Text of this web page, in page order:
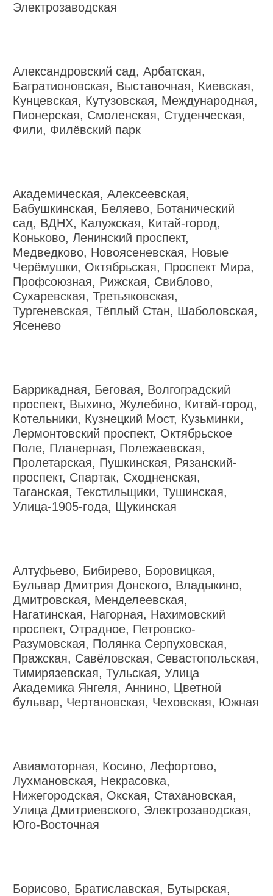
Электрозаводская
Александровский сад, Арбатская,
Багратионовская, Выставочная, Киевская,
Кунцевская, Кутузовская, Международная,
Пионерская, Смоленская, Студенческая,
Фили, Филёвский парк
Академическая, Алексеевская,
Бабушкинская, Беляево, Ботанический
сад, ВДНХ, Калужская, Китай-город,
Коньково, Ленинский проспект,
Медведково, Новоясеневская, Новые
Черёмушки, Октябрьская, Проспект Мира,
Профсоюзная, Рижская, Свиблово,
Сухаревская, Третьяковская,
Тургеневская, Тёплый Стан, Шаболовская,
Ясенево
Баррикадная, Беговая, Волгоградский
проспект, Выхино, Жулебино, Китай-город,
Котельники, Кузнецкий Мост, Кузьминки,
Лермонтовский проспект, Октябрьское
Поле, Планерная, Полежаевская,
Пролетарская, Пушкинская, Рязанский-
проспект, Спартак, Сходненская,
Таганская, Текстильщики, Тушинская,
Улица-1905-года, Щукинская
Алтуфьево, Бибирево, Боровицкая,
Бульвар Дмитрия Донского, Владыкино,
Дмитровская, Менделеевская,
Нагатинская, Нагорная, Нахимовский
проспект, Отрадное, Петровско-
Разумовская, Полянка Серпуховская,
Пражская, Савёловская, Севастопольская,
Тимирязевская, Тульская, Улица
Академика Янгеля, Аннино, Цветной
бульвар, Чертановская, Чеховская, Южная
Авиамоторная, Косино, Лефортово,
Лухмановская, Некрасовка,
Нижегородская, Окская, Стахановская,
Улица Дмитриевского, Электрозаводская,
Юго-Восточная
Борисово, Братиславская, Бутырская,